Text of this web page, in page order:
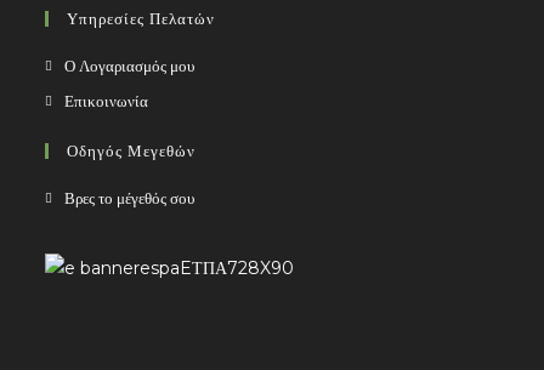
Υπηρεσίες Πελατών
Ο Λογαριασμός μου
Επικοινωνία
Οδηγός Μεγεθών
Βρες το μέγεθός σου